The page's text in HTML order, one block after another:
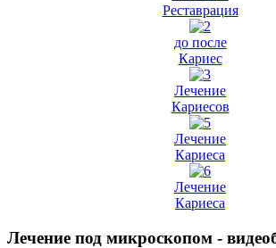
Реставрация
до после
Кариес
Лечение
Кариесов
Лечение
Кариеса
Лечение
Кариеса
Лечение под микроскопом -